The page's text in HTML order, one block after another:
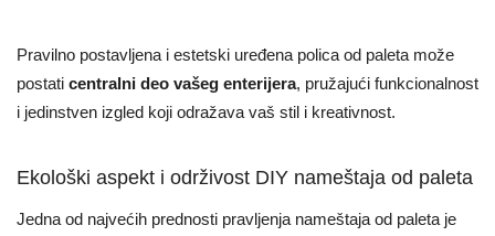
Pravilno postavljena i estetski uređena polica od paleta može
postati centralni deo vašeg enterijera, pružajući funkcionalnost
i jedinstven izgled koji odražava vaš stil i kreativnost.
Ekološki aspekt i održivost DIY nameštaja od paleta
Jedna od najvećih prednosti pravljenja nameštaja od paleta je